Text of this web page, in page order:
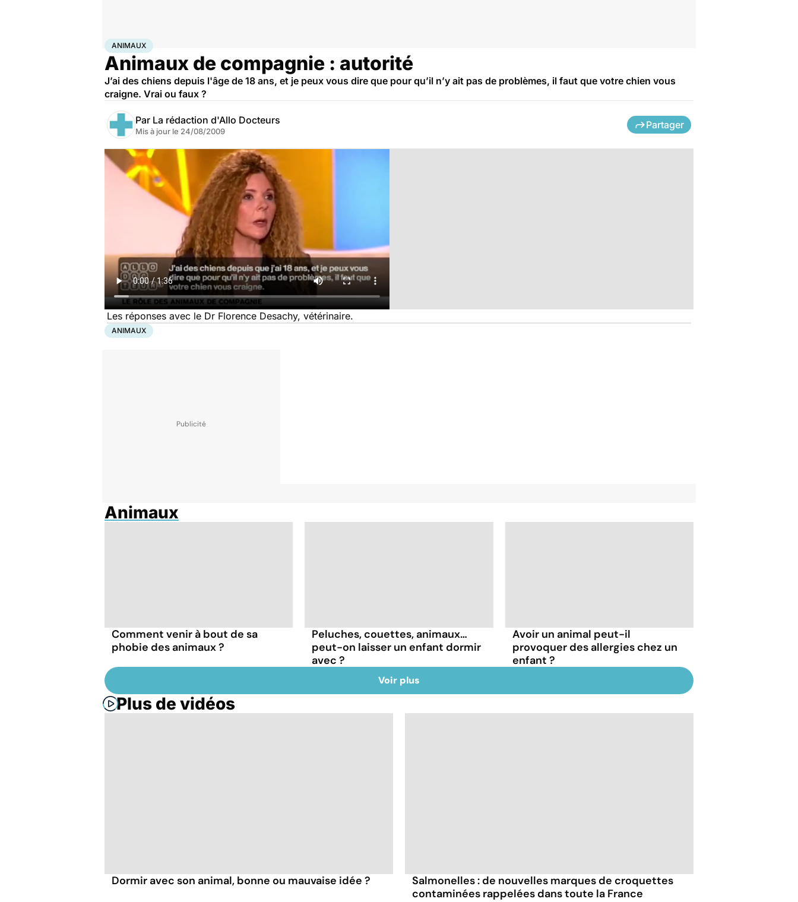
AccueilBien-être
ANIMAUX
Animaux de compagnie : autorité
J’ai des chiens depuis l'âge de 18 ans, et je peux vous dire que pour qu’il n’y ait pas de problèmes, il faut que votre chien vous
craigne. Vrai ou faux ?
Par La rédaction d'Allo Docteurs
Mis à jour le 24/08/2009
Partager
Les réponses avec le Dr Florence Desachy, vétérinaire.
ANIMAUX
Animaux
Comment venir à bout de sa
phobie des animaux ?
Peluches, couettes, animaux…
peut-on laisser un enfant dormir
avec ?
Avoir un animal peut-il
provoquer des allergies chez un
enfant ?
Voir plus
Plus de vidéos
Dormir avec son animal, bonne ou mauvaise idée ?
Salmonelles : de nouvelles marques de croquettes
contaminées rappelées dans toute la France